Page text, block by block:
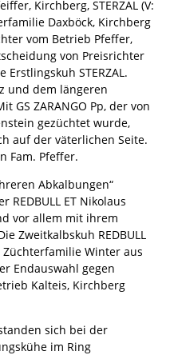
Kirchberg, STERZAL (V:
Daxböck, Kirchberg
vom Betrieb Pfeffer,
von Preisrichter
STERZAL.
und dem längeren
GS ZARANGO Pp, der von
gezüchtet wurde,
auf der väterlichen Seite.
Fam. Pfeffer.
Abkalbungen“
REDBULL ET Nikolaus
vor allem mit ihrem
Zweitkalbskuh REDBULL
Winter aus
Endauswahl gegen
Kalteis, Kirchberg
sich bei der
im Ring